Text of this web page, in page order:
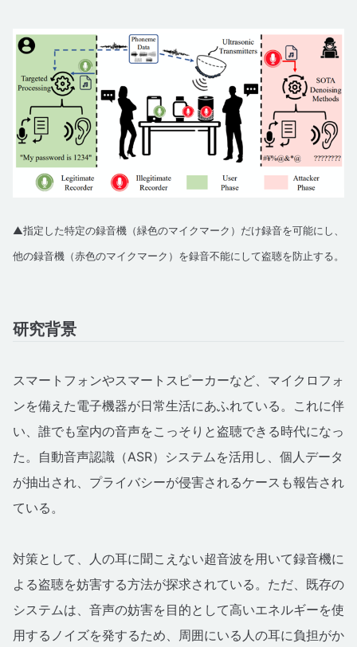
▲指定した特定の録音機（緑色のマイクマーク）だけ録音を可能にし、
他の録音機（赤色のマイクマーク）を録音不能にして盗聴を防止する。
研究背景
スマートフォンやスマートスピーカーなど、マイクロフォ
ンを備えた電子機器が日常生活にあふれている。これに伴
い、誰でも室内の音声をこっそりと盗聴できる時代になっ
た。自動音声認識（ASR）システムを活用し、個人データ
が抽出され、プライバシーが侵害されるケースも報告され
ている。
対策として、人の耳に聞こえない超音波を用いて録音機に
よる盗聴を妨害する方法が探求されている。ただ、既存の
システムは、音声の妨害を目的として高いエネルギーを使
用するノイズを発するため、周囲にいる人の耳に負担がか